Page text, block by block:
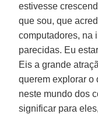
estivesse
que sou, que
computadores, na
parecidas. Eu
Eis a grande
querem explorar o
neste mundo dos
significar para